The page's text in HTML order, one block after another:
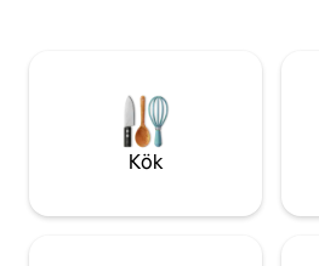
efter äventyr, avkoppling eller en
romantisk semester erbjuder vi en
autentisk kustupplevelse med varm
Kök